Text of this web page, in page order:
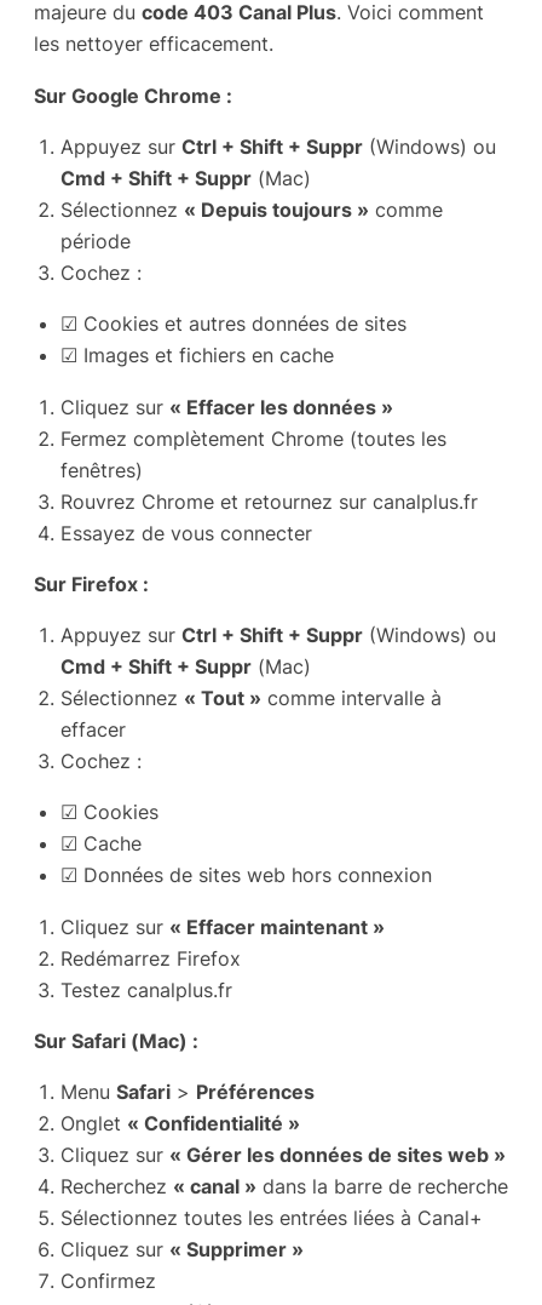
majeure du code 403 Canal Plus. Voici comment
les nettoyer efficacement.
Sur Google Chrome :
Appuyez sur Ctrl + Shift + Suppr (Windows) ou
Cmd + Shift + Suppr (Mac)
Sélectionnez « Depuis toujours » comme
période
Cochez :
☑ Cookies et autres données de sites
☑ Images et fichiers en cache
Cliquez sur « Effacer les données »
Fermez complètement Chrome (toutes les
fenêtres)
Rouvrez Chrome et retournez sur canalplus.fr
Essayez de vous connecter
Sur Firefox :
Appuyez sur Ctrl + Shift + Suppr (Windows) ou
Cmd + Shift + Suppr (Mac)
Sélectionnez « Tout » comme intervalle à
effacer
Cochez :
☑ Cookies
☑ Cache
☑ Données de sites web hors connexion
Cliquez sur « Effacer maintenant »
Redémarrez Firefox
Testez canalplus.fr
Sur Safari (Mac) :
Menu Safari > Préférences
Onglet « Confidentialité »
Cliquez sur « Gérer les données de sites web »
Recherchez « canal » dans la barre de recherche
Sélectionnez toutes les entrées liées à Canal+
Cliquez sur « Supprimer »
Confirmez